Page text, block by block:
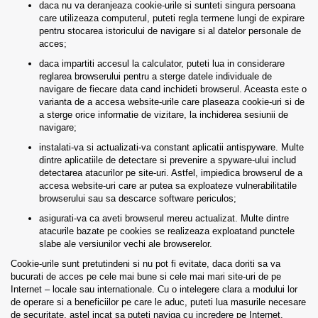
daca nu va deranjeaza cookie-urile si sunteti singura persoana
care utilizeaza computerul, puteti regla termene lungi de expirare
pentru stocarea istoricului de navigare si al datelor personale de
acces;
daca impartiti accesul la calculator, puteti lua in considerare
reglarea browserului pentru a sterge datele individuale de
navigare de fiecare data cand inchideti browserul. Aceasta este o
varianta de a accesa website-urile care plaseaza cookie-uri si de
a sterge orice informatie de vizitare, la inchiderea sesiunii de
navigare;
instalati-va si actualizati-va constant aplicatii antispyware. Multe
dintre aplicatiile de detectare si prevenire a spyware-ului includ
detectarea atacurilor pe site-uri. Astfel, impiedica browserul de a
accesa website-uri care ar putea sa exploateze vulnerabilitatile
browserului sau sa descarce software periculos;
asigurati-va ca aveti browserul mereu actualizat. Multe dintre
atacurile bazate pe cookies se realizeaza exploatand punctele
slabe ale versiunilor vechi ale browserelor.
Cookie-urile sunt pretutindeni si nu pot fi evitate, daca doriti sa va
bucurati de acces pe cele mai bune si cele mai mari site-uri de pe
Internet – locale sau internationale. Cu o intelegere clara a modului lor
de operare si a beneficiilor pe care le aduc, puteti lua masurile necesare
de securitate, astel incat sa puteti naviga cu incredere pe Internet.